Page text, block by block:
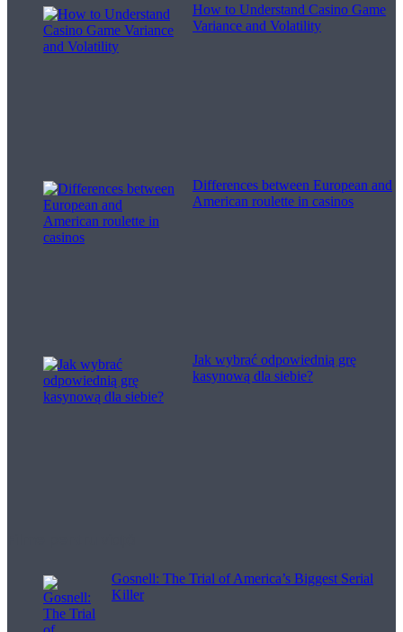
How to Understand Casino Game
Variance and Volatility
Differences between European and
American roulette in casinos
Jak wybrać odpowiednią grę
kasynową dla siebie?
Gosnell: The Trial of America’s Biggest Serial
Killer